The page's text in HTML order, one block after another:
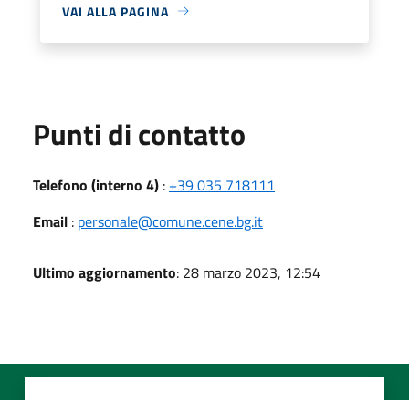
VAI ALLA PAGINA
Punti di contatto
Telefono (interno 4) : +39 035 718111
Email : personale@comune.cene.bg.it
Ultimo aggiornamento: 28 marzo 2023, 12:54